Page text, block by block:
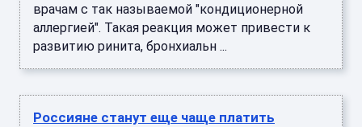
врачам с так называемой "кондиционерной
аллергией". Такая реакция может привести к
развитию ринита, бронхиальн ...
Россияне станут еще чаще платить